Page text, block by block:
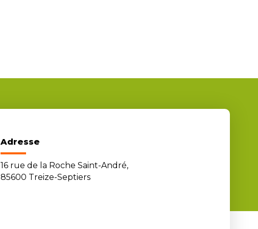
Adresse
16 rue de la Roche Saint-André,
85600 Treize-Septiers